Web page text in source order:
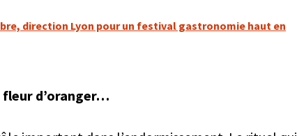
direction Lyon pour un festival gastronomie haut en
d’oranger…